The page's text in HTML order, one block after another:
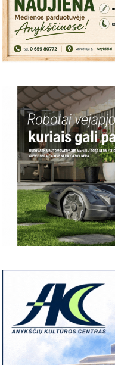
06:37
Giedriaus Šiukščiaus
atsiliepimas